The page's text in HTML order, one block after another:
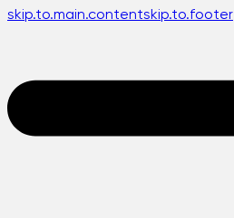
skip.to.main.contentskip.to.footer